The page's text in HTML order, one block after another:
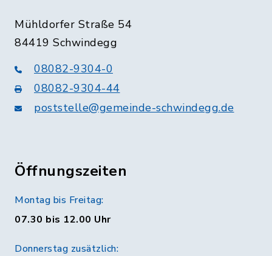
Mühldorfer Straße 54
84419 Schwindegg
08082-9304-0
08082-9304-44
poststelle@gemeinde-schwindegg.de
Öffnungszeiten
Montag bis Freitag:
07.30 bis 12.00 Uhr
Donnerstag zusätzlich: